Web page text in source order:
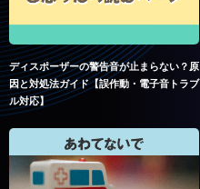
ディスポーザーの警告音が止まらない？原
因と対処法ガイド【誤作動・電子音トラブ
ル対応】